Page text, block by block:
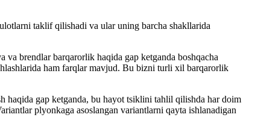
taklif qilishadi va ular uning barcha shakllarida
brendlar barqarorlik haqida gap ketganda boshqacha
ham farqlar mavjud. Bu bizni turli xil barqarorlik
haqida gap ketganda, bu hayot tsiklini tahlil qilishda har doim
plyonkaga asoslangan variantlarni qayta ishlanadigan